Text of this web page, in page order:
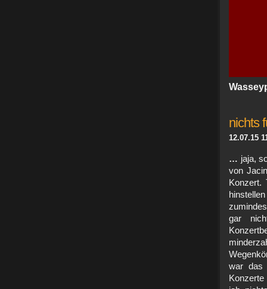
nichts
12.07.15
… jaja,
von
Konzert.
gar
war das